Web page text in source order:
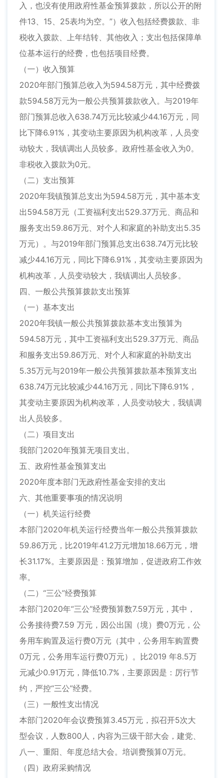
入，也没有使用政府性基金预算拨款，所以公开的附
件13、15、25表均为空。”）收入包括经费拨款、非
税收入拨款、上年结转、其他收入；支出包括保障单
位基本运行的经费，也包括项目经费。
（一）收入预算
2020年部门预算总收入为594.58万元，其中经费拨
款594.58万元为一般公共预算拨款收入。与2019年
部门预算总收入638.74万元比较减少44.16万元，同
比下降6.91%，其变动主要原因为机构改革，人员变
动较大，我镇调出人员较多。政府性基金收入为0。
非税收入拨款为0元。
（二）支出预算
2020年我镇预算总支出为594.58万元，其中基本支
出594.58万元（工资福利支出529.37万元、商品和
服务支出59.86万元、对个人和家庭的补助支出5.35
万元）。与2019年部门预算总支出638.74万元比较
减少44.16万元，同比下降6.91%，其变动主要原因为
机构改革，人员变动较大，我镇调出人员较多。
四、一般公共预算拨款支出预算
（一）基本支出
2020年我镇一般公共预算拨款基本支出预算为
594.58万元，其中工资福利支出529.37万元、商品
和服务支出59.86万元、对个人和家庭的补助支出
5.35万元与2019年一般公共预算拨款基本预算支出
638.74万元比较减少44.16万元，同比下降6.91%，
其变动主要原因为机构改革，人员变动较大，我镇调
出人员较多。
（二）项目支出
我部门2020年预算无项目支出。
五、政府性基金预算支出
2020年度本部门无政府性基金安排的支出
六、其他重要事项的情况说明
（一）机关运行经费
本部门2020年机关运行经费当年一般公共预算拨款
59.86万元，比2019年41.2万元增加18.66万元，增
长31.17%。主要原因是：预算增加，促进政府工作效
率。
（二）“三公”经费预算
本部门2020年“三公”经费预算数7.59万元，其中，
公务接待费7.59 万元，因公出国（境）费0万元，公
务用车购置及运行费0万元（其中，公务用车购置费
0万元，公务用车运行费0万元）。比2019 年8.5万
元减少0.91万元，降低10.7%，主要原因是：厉行节
约，严控“三公”经费。
（三）一般性支出情况
本部门2020年会议费预算3.45万元，拟召开5次大
型会议，人数800人，内容为三级干部大会，建党、
八一、重阳、年度总结大会。培训费预算0万元。
（四）政府采购情况